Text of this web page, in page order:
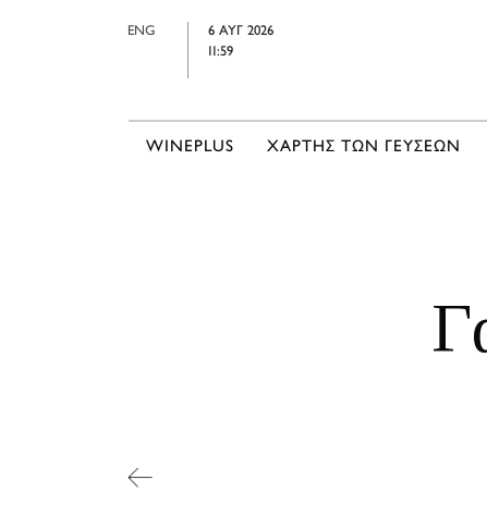
ENG
6 ΑΥΓ 2026
11:59
WINEPLUS ΧΑΡΤΗΣ ΤΩΝ ΓΕΥΣΕΩΝ